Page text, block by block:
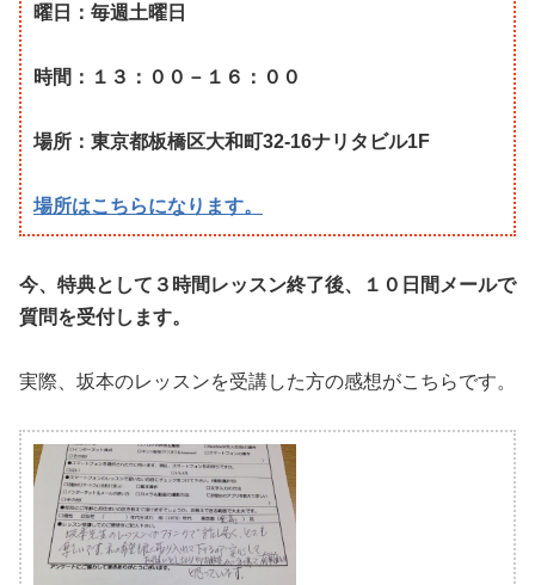
曜日：毎週土曜日
時間：１３：００－１６：００
場所：東京都板橋区大和町32-16ナリタビル1F
場所はこちらになります。
今、特典として３時間レッスン終了後、１０日間メールで
質問を受付します。
実際、坂本のレッスンを受講した方の感想がこちらです。